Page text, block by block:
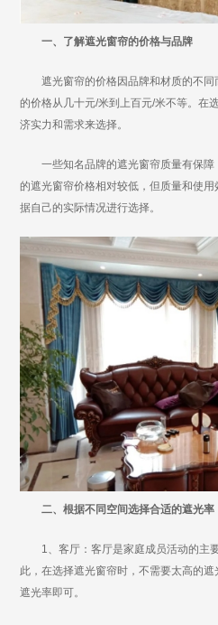
一、了解遮光窗帘的价格与品牌
遮光窗帘的价格因品牌和材质的不同
的价格从几十元/米到上百元/米不等。在
济实力和需求来选择。
一些知名品牌的遮光窗帘质量有保障
的遮光窗帘价格相对较低，但质量和使
据自己的实际情况进行选择。
二、根据不同空间选择合适的遮光率
1、客厅：客厅是家庭成员活动的主
此，在选择遮光窗帘时，不需要太高的
遮光率即可。